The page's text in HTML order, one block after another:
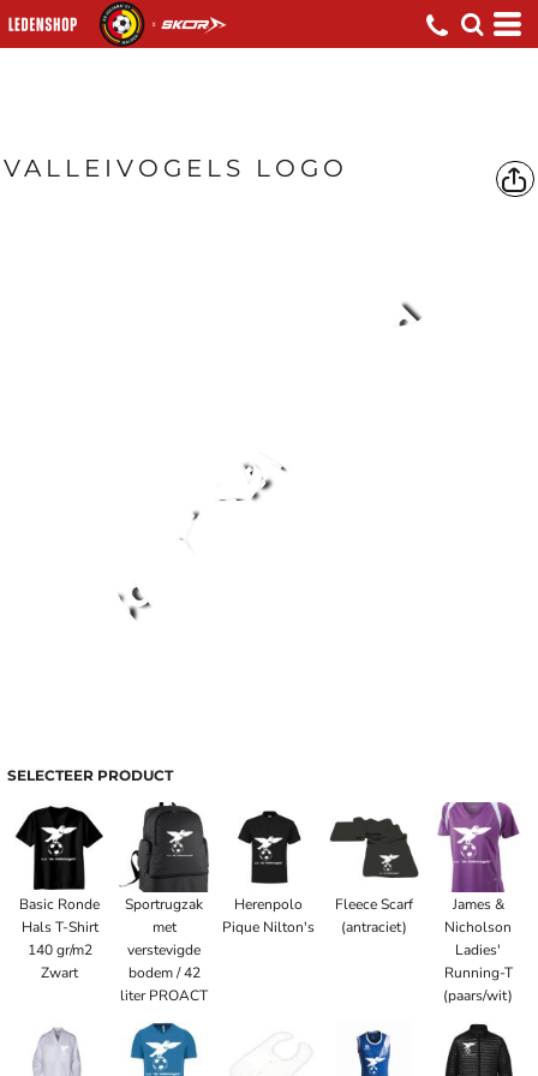
VALLEIVOGELS LOGO
SELECTEER PRODUCT
Basic Ronde
Hals T-Shirt
140 gr/m2
Zwart
Sportrugzak
met
verstevigde
bodem / 42
liter PROACT
Herenpolo
Pique Nilton's
Fleece Scarf
(antraciet)
James &
Nicholson
Ladies'
Running-T
(paars/wit)